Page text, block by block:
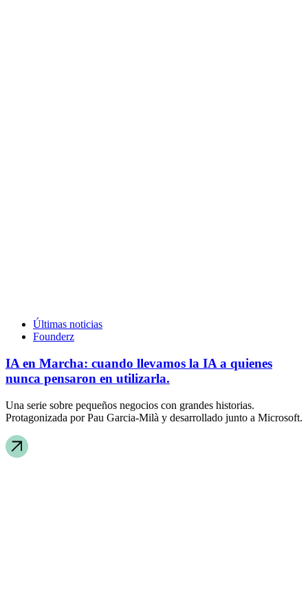
Últimas noticias
Founderz
IA en Marcha: cuando llevamos la IA a quienes
nunca pensaron en utilizarla.
Una serie sobre pequeños negocios con grandes historias.
Protagonizada por Pau Garcia-Milà y desarrollado junto a Microsoft.